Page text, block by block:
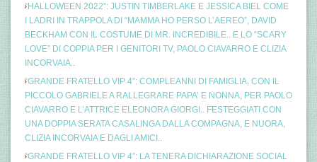
“HALLOWEEN 2022”: JUSTIN TIMBERLAKE E JESSICA BIEL COME
I LADRI IN TRAPPOLA DI “MAMMA HO PERSO L’AEREO”, DAVID
BECKHAM CON IL COSTUME DI MR. INCREDIBILE.. E LO “SCARY
LOVE” DI COPPIA PER I GENITORI TV, PAOLO CIAVARRO E CLIZIA
INCORVAIA..
“GRANDE FRATELLO VIP 4”: COMPLEANNI DI FAMIGLIA, CON IL
PICCOLO GABRIELE A RALLEGRARE PAPA’ E NONNA, PER PAOLO
CIAVARRO E L’ATTRICE ELEONORA GIORGI.. FESTEGGIATI CON
UNA DOPPIA SERATA CASALINGA DALLA COMPAGNA, E NUORA,
CLIZIA INCORVAIA E DAGLI AMICI..
“GRANDE FRATELLO VIP 4”: LA TENERA DICHIARAZIONE SOCIAL